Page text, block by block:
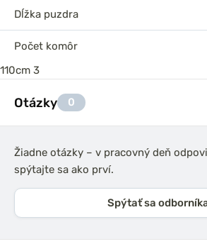
Dĺžka puzdra
Počet komôr
110cm 3
Otázky 0
Žiadne otázky – v pracovný deň
spýtajte sa ako prví.
Spýtať sa